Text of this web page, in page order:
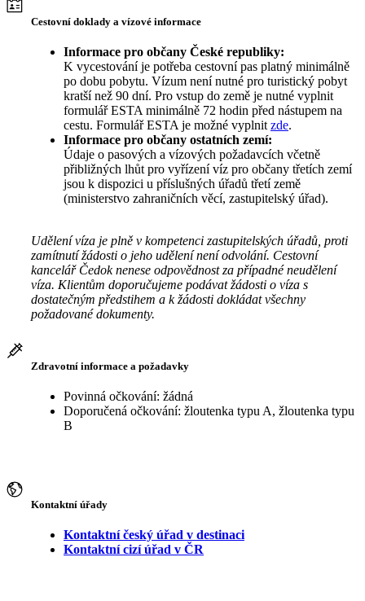
Cestovní doklady a vízové informace
Informace pro občany České republiky:
K vycestování je potřeba cestovní pas platný minimálně
po dobu pobytu. Vízum není nutné pro turistický pobyt
kratší než 90 dní. Pro vstup do země je nutné vyplnit
formulář ESTA minimálně 72 hodin před nástupem na
cestu. Formulář ESTA je možné vyplnit zde.
Informace pro občany ostatních zemí:
Údaje o pasových a vízových požadavcích včetně
přibližných lhůt pro vyřízení víz pro občany třetích zemí
jsou k dispozici u příslušných úřadů třetí země
(ministerstvo zahraničních věcí, zastupitelský úřad).
Udělení víza je plně v kompetenci zastupitelských úřadů, proti
zamítnutí žádosti o jeho udělení není odvolání. Cestovní
kancelář Čedok nenese odpovědnost za případné neudělení
víza. Klientům doporučujeme podávat žádosti o víza s
dostatečným předstihem a k žádosti dokládat všechny
požadované dokumenty.
Zdravotní informace a požadavky
Povinná očkování: žádná
Doporučená očkování: žloutenka typu A, žloutenka typu
B
Kontaktní úřady
Kontaktní český úřad v destinaci
Kontaktní cizí úřad v ČR